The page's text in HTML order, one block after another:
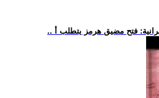
فتح مضيق هرمز يتطلب أ